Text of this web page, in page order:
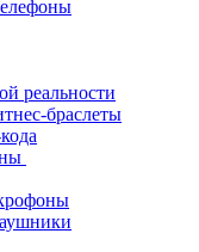
реальности
браслеты